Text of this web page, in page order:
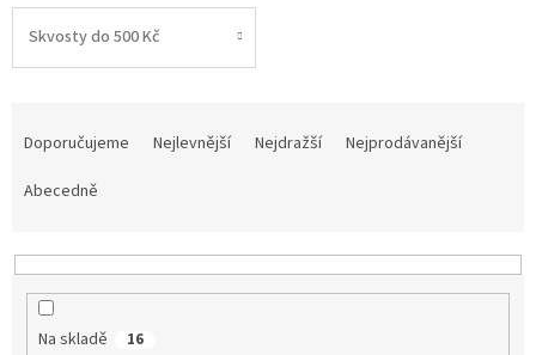
Skvosty do 500 Kč
p
Doporučujeme Nejlevnější Nejdražší
Nejprodávanější
Abecedně
Na skladě 16